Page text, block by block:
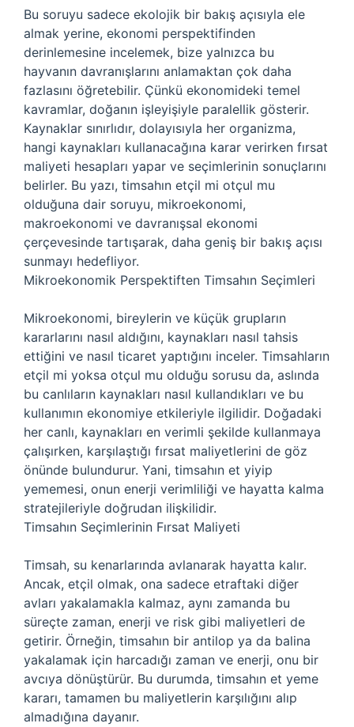
Bu soruyu sadece ekolojik bir bakış açısıyla ele
almak yerine, ekonomi perspektifinden
derinlemesine incelemek, bize yalnızca bu
hayvanın davranışlarını anlamaktan çok daha
fazlasını öğretebilir. Çünkü ekonomideki temel
kavramlar, doğanın işleyişiyle paralellik gösterir.
Kaynaklar sınırlıdır, dolayısıyla her organizma,
hangi kaynakları kullanacağına karar verirken fırsat
maliyeti hesapları yapar ve seçimlerinin sonuçlarını
belirler. Bu yazı, timsahın etçil mi otçul mu
olduğuna dair soruyu, mikroekonomi,
makroekonomi ve davranışsal ekonomi
çerçevesinde tartışarak, daha geniş bir bakış açısı
sunmayı hedefliyor.
Mikroekonomik Perspektiften Timsahın Seçimleri
Mikroekonomi, bireylerin ve küçük grupların
kararlarını nasıl aldığını, kaynakları nasıl tahsis
ettiğini ve nasıl ticaret yaptığını inceler. Timsahların
etçil mi yoksa otçul mu olduğu sorusu da, aslında
bu canlıların kaynakları nasıl kullandıkları ve bu
kullanımın ekonomiye etkileriyle ilgilidir. Doğadaki
her canlı, kaynakları en verimli şekilde kullanmaya
çalışırken, karşılaştığı fırsat maliyetlerini de göz
önünde bulundurur. Yani, timsahın et yiyip
yememesi, onun enerji verimliliği ve hayatta kalma
stratejileriyle doğrudan ilişkilidir.
Timsahın Seçimlerinin Fırsat Maliyeti
Timsah, su kenarlarında avlanarak hayatta kalır.
Ancak, etçil olmak, ona sadece etraftaki diğer
avları yakalamakla kalmaz, aynı zamanda bu
süreçte zaman, enerji ve risk gibi maliyetleri de
getirir. Örneğin, timsahın bir antilop ya da balina
yakalamak için harcadığı zaman ve enerji, onu bir
avcıya dönüştürür. Bu durumda, timsahın et yeme
kararı, tamamen bu maliyetlerin karşılığını alıp
almadığına dayanır.